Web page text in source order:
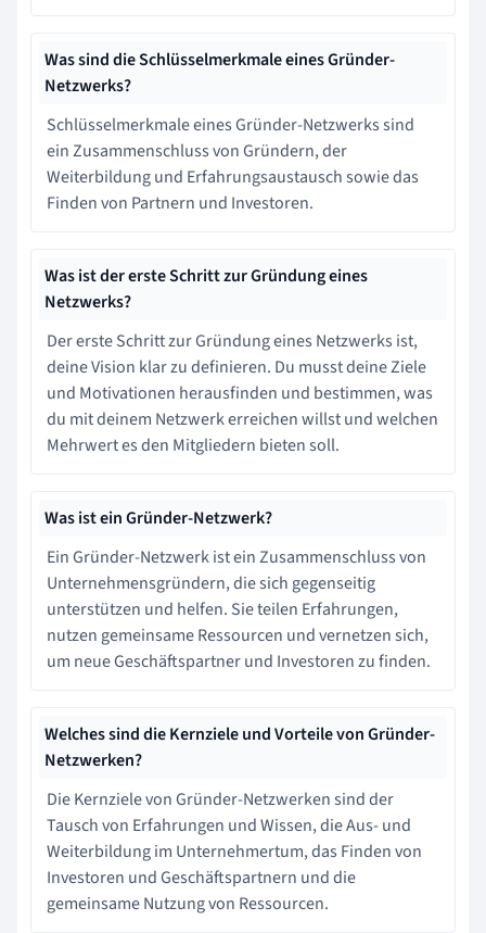
Was sind die Schlüsselmerkmale eines Gründer-
Netzwerks?
Schlüsselmerkmale eines Gründer-Netzwerks sind
ein Zusammenschluss von Gründern, der
Weiterbildung und Erfahrungsaustausch sowie das
Finden von Partnern und Investoren.
Was ist der erste Schritt zur Gründung eines
Netzwerks?
Der erste Schritt zur Gründung eines Netzwerks ist,
deine Vision klar zu definieren. Du musst deine Ziele
und Motivationen herausfinden und bestimmen, was
du mit deinem Netzwerk erreichen willst und welchen
Mehrwert es den Mitgliedern bieten soll.
Was ist ein Gründer-Netzwerk?
Ein Gründer-Netzwerk ist ein Zusammenschluss von
Unternehmensgründern, die sich gegenseitig
unterstützen und helfen. Sie teilen Erfahrungen,
nutzen gemeinsame Ressourcen und vernetzen sich,
um neue Geschäftspartner und Investoren zu finden.
Welches sind die Kernziele und Vorteile von Gründer-
Netzwerken?
Die Kernziele von Gründer-Netzwerken sind der
Tausch von Erfahrungen und Wissen, die Aus- und
Weiterbildung im Unternehmertum, das Finden von
Investoren und Geschäftspartnern und die
gemeinsame Nutzung von Ressourcen.